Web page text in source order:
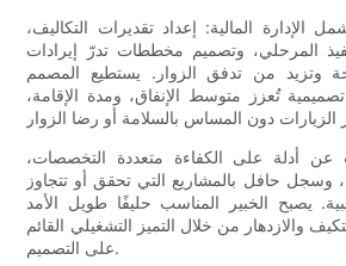
الإدارة المالية: إعداد تقديرات التكاليف،
المرحلي، وتصميم مخططات تدرّ إيرادات
وتزيد من تدفق الزوار. يستطيع المصمم
تُعزز متوسط ​​الإنفاق، ومدة الإقامة،
عن أدلة على الكفاءة متعددة التخصصات،
حافل بالمشاريع التي تحقق أو تتجاوز
يصبح الخبير المناسب حليفًا طويل الأمد
والازدهار من خلال التميز التشغيلي القائم
على التصميم.